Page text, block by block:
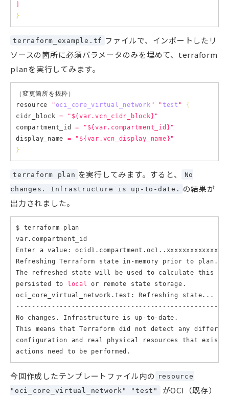
]
}
terraform_example.tf ファイルで、インポートしたリ
ソースの箇所に必須パラメータのみを埋めて、terraform
planを実行してみます。
（変更箇所を抜粋）
resource
" oci_core_virtual_network " "test "
{
cidr_block = " ${var.vcn_cidr_block} "
compartment_id = " ${var.compartment_id} "
display_name = " ${var.vcn_display_name} "
}
terraform plan を実行してみます。すると、
No
changes. Infrastructure is up-to-date.
の結果が
出力されました。
$ terraform plan
var.compartment_id
Enter a value:
Refreshing Terraform state in -memory prior to plan...
The refreshed state will be used to calculate this
persisted to local
or remote state storage.
oci_core_virtual_network.test: Refreshing state...
No changes. Infrastructure is up-to-date.
This means that Terraform did not detect any
configuration and real physical resources that
今回作成したテンプレートファイル内の resource
"oci_core_virtual_network" "test"
がOCI（既存）